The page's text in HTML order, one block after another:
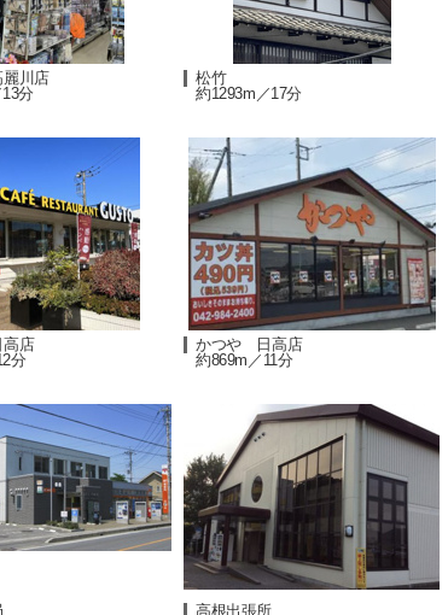
川店
分
松竹
約1293m／17分
店
分
かつや 日高店
約869m／11分
高根出張所